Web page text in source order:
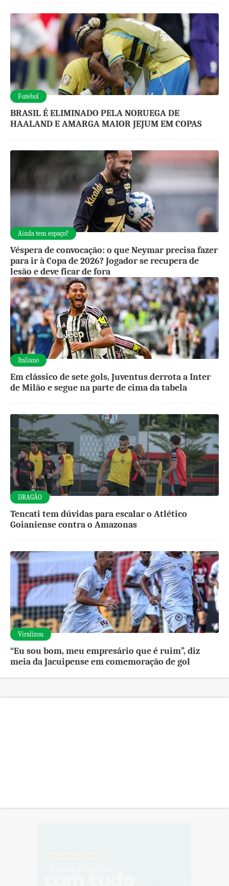
Futebol
BRASIL É ELIMINADO PELA NORUEGA DE
HAALAND E AMARGA MAIOR JEJUM EM COPAS
Ainda tem espaço?
Véspera de convocação: o que Neymar precisa fazer
para ir à Copa de 2026? Jogador se recupera de
lesão e deve ficar de fora
Italiano
Em clássico de sete gols, Juventus derrota a Inter
de Milão e segue na parte de cima da tabela
DRAGÃO
Tencati tem dúvidas para escalar o Atlético
Goianiense contra o Amazonas
Viralizou
“Eu sou bom, meu empresário que é ruim”, diz
meia da Jacuipense em comemoração de gol